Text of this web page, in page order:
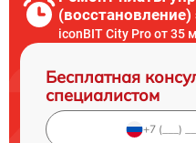
iconBIT City Pro от 35
Бесплатная
специалистом